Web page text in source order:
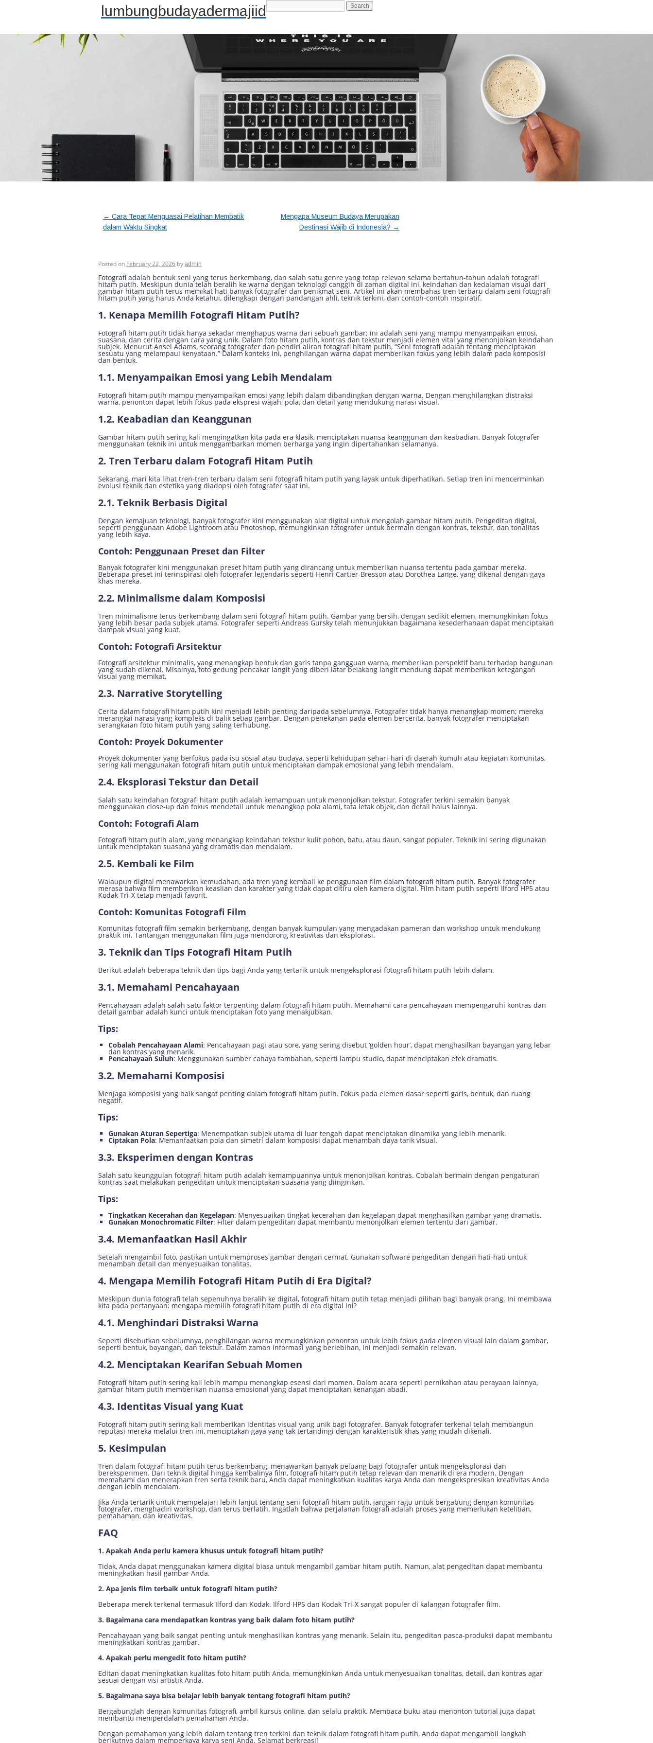
lumbungbudayadermajiid
← Cara Tepat Menguasai Pelatihan Membatik
dalam Waktu Singkat
Mengapa Museum Budaya Merupakan
Destinasi Wajib di Indonesia? →
Posted on February 22, 2026 by admin
Fotografi adalah bentuk seni yang terus berkembang, dan salah satu genre yang tetap relevan selama bertahun-tahun adalah fotografi
hitam putih. Meskipun dunia telah beralih ke warna dengan teknologi canggih di zaman digital ini, keindahan dan kedalaman visual dari
gambar hitam putih terus memikat hati banyak fotografer dan penikmat seni. Artikel ini akan membahas tren terbaru dalam seni fotografi
hitam putih yang harus Anda ketahui, dilengkapi dengan pandangan ahli, teknik terkini, dan contoh-contoh inspiratif.
1. Kenapa Memilih Fotografi Hitam Putih?
Fotografi hitam putih tidak hanya sekadar menghapus warna dari sebuah gambar; ini adalah seni yang mampu menyampaikan emosi,
suasana, dan cerita dengan cara yang unik. Dalam foto hitam putih, kontras dan tekstur menjadi elemen vital yang menonjolkan keindahan
subjek. Menurut Ansel Adams, seorang fotografer dan pendiri aliran fotografi hitam putih, “Seni fotografi adalah tentang menciptakan
sesuatu yang melampaui kenyataan.” Dalam konteks ini, penghilangan warna dapat memberikan fokus yang lebih dalam pada komposisi
dan bentuk.
1.1. Menyampaikan Emosi yang Lebih Mendalam
Fotografi hitam putih mampu menyampaikan emosi yang lebih dalam dibandingkan dengan warna. Dengan menghilangkan distraksi
warna, penonton dapat lebih fokus pada ekspresi wajah, pola, dan detail yang mendukung narasi visual.
1.2. Keabadian dan Keanggunan
Gambar hitam putih sering kali mengingatkan kita pada era klasik, menciptakan nuansa keanggunan dan keabadian. Banyak fotografer
menggunakan teknik ini untuk menggambarkan momen berharga yang ingin dipertahankan selamanya.
2. Tren Terbaru dalam Fotografi Hitam Putih
Sekarang, mari kita lihat tren-tren terbaru dalam seni fotografi hitam putih yang layak untuk diperhatikan. Setiap tren ini mencerminkan
evolusi teknik dan estetika yang diadopsi oleh fotografer saat ini.
2.1. Teknik Berbasis Digital
Dengan kemajuan teknologi, banyak fotografer kini menggunakan alat digital untuk mengolah gambar hitam putih. Pengeditan digital,
seperti penggunaan Adobe Lightroom atau Photoshop, memungkinkan fotografer untuk bermain dengan kontras, tekstur, dan tonalitas
yang lebih kaya.
Contoh: Penggunaan Preset dan Filter
Banyak fotografer kini menggunakan preset hitam putih yang dirancang untuk memberikan nuansa tertentu pada gambar mereka.
Beberapa preset ini terinspirasi oleh fotografer legendaris seperti Henri Cartier-Bresson atau Dorothea Lange, yang dikenal dengan gaya
khas mereka.
2.2. Minimalisme dalam Komposisi
Tren minimalisme terus berkembang dalam seni fotografi hitam putih. Gambar yang bersih, dengan sedikit elemen, memungkinkan fokus
yang lebih besar pada subjek utama. Fotografer seperti Andreas Gursky telah menunjukkan bagaimana kesederhanaan dapat menciptakan
dampak visual yang kuat.
Contoh: Fotografi Arsitektur
Fotografi arsitektur minimalis, yang menangkap bentuk dan garis tanpa gangguan warna, memberikan perspektif baru terhadap bangunan
yang sudah dikenal. Misalnya, foto gedung pencakar langit yang diberi latar belakang langit mendung dapat memberikan ketegangan
visual yang memikat.
2.3. Narrative Storytelling
Cerita dalam fotografi hitam putih kini menjadi lebih penting daripada sebelumnya. Fotografer tidak hanya menangkap momen; mereka
merangkai narasi yang kompleks di balik setiap gambar. Dengan penekanan pada elemen bercerita, banyak fotografer menciptakan
serangkaian foto hitam putih yang saling terhubung.
Contoh: Proyek Dokumenter
Proyek dokumenter yang berfokus pada isu sosial atau budaya, seperti kehidupan sehari-hari di daerah kumuh atau kegiatan komunitas,
sering kali menggunakan fotografi hitam putih untuk menciptakan dampak emosional yang lebih mendalam.
2.4. Eksplorasi Tekstur dan Detail
Salah satu keindahan fotografi hitam putih adalah kemampuan untuk menonjolkan tekstur. Fotografer terkini semakin banyak
menggunakan close-up dan fokus mendetail untuk menangkap pola alami, tata letak objek, dan detail halus lainnya.
Contoh: Fotografi Alam
Fotografi hitam putih alam, yang menangkap keindahan tekstur kulit pohon, batu, atau daun, sangat populer. Teknik ini sering digunakan
untuk menciptakan suasana yang dramatis dan mendalam.
2.5. Kembali ke Film
Walaupun digital menawarkan kemudahan, ada tren yang kembali ke penggunaan film dalam fotografi hitam putih. Banyak fotografer
merasa bahwa film memberikan keaslian dan karakter yang tidak dapat ditiru oleh kamera digital. Film hitam putih seperti Ilford HP5 atau
Kodak Tri-X tetap menjadi favorit.
Contoh: Komunitas Fotografi Film
Komunitas fotografi film semakin berkembang, dengan banyak kumpulan yang mengadakan pameran dan workshop untuk mendukung
praktik ini. Tantangan menggunakan film juga mendorong kreativitas dan eksplorasi.
3. Teknik dan Tips Fotografi Hitam Putih
Berikut adalah beberapa teknik dan tips bagi Anda yang tertarik untuk mengeksplorasi fotografi hitam putih lebih dalam.
3.1. Memahami Pencahayaan
Pencahayaan adalah salah satu faktor terpenting dalam fotografi hitam putih. Memahami cara pencahayaan mempengaruhi kontras dan
detail gambar adalah kunci untuk menciptakan foto yang menakjubkan.
Tips:
Cobalah Pencahayaan Alami: Pencahayaan pagi atau sore, yang sering disebut ‘golden hour’, dapat menghasilkan bayangan yang lebar
dan kontras yang menarik.
Pencahayaan Suluh: Menggunakan sumber cahaya tambahan, seperti lampu studio, dapat menciptakan efek dramatis.
3.2. Memahami Komposisi
Menjaga komposisi yang baik sangat penting dalam fotografi hitam putih. Fokus pada elemen dasar seperti garis, bentuk, dan ruang
negatif.
Tips:
Gunakan Aturan Sepertiga: Menempatkan subjek utama di luar tengah dapat menciptakan dinamika yang lebih menarik.
Ciptakan Pola: Memanfaatkan pola dan simetri dalam komposisi dapat menambah daya tarik visual.
3.3. Eksperimen dengan Kontras
Salah satu keunggulan fotografi hitam putih adalah kemampuannya untuk menonjolkan kontras. Cobalah bermain dengan pengaturan
kontras saat melakukan pengeditan untuk menciptakan suasana yang diinginkan.
Tips:
Tingkatkan Kecerahan dan Kegelapan: Menyesuaikan tingkat kecerahan dan kegelapan dapat menghasilkan gambar yang dramatis.
Gunakan Monochromatic Filter: Filter dalam pengeditan dapat membantu menonjolkan elemen tertentu dari gambar.
3.4. Memanfaatkan Hasil Akhir
Setelah mengambil foto, pastikan untuk memproses gambar dengan cermat. Gunakan software pengeditan dengan hati-hati untuk
menambah detail dan menyesuaikan tonalitas.
4. Mengapa Memilih Fotografi Hitam Putih di Era Digital?
Meskipun dunia fotografi telah sepenuhnya beralih ke digital, fotografi hitam putih tetap menjadi pilihan bagi banyak orang. Ini membawa
kita pada pertanyaan: mengapa memilih fotografi hitam putih di era digital ini?
4.1. Menghindari Distraksi Warna
Seperti disebutkan sebelumnya, penghilangan warna memungkinkan penonton untuk lebih fokus pada elemen visual lain dalam gambar,
seperti bentuk, bayangan, dan tekstur. Dalam zaman informasi yang berlebihan, ini menjadi semakin relevan.
4.2. Menciptakan Kearifan Sebuah Momen
Fotografi hitam putih sering kali lebih mampu menangkap esensi dari momen. Dalam acara seperti pernikahan atau perayaan lainnya,
gambar hitam putih memberikan nuansa emosional yang dapat menciptakan kenangan abadi.
4.3. Identitas Visual yang Kuat
Fotografi hitam putih sering kali memberikan identitas visual yang unik bagi fotografer. Banyak fotografer terkenal telah membangun
reputasi mereka melalui tren ini, menciptakan gaya yang tak tertandingi dengan karakteristik khas yang mudah dikenali.
5. Kesimpulan
Tren dalam fotografi hitam putih terus berkembang, menawarkan banyak peluang bagi fotografer untuk mengeksplorasi dan
bereksperimen. Dari teknik digital hingga kembalinya film, fotografi hitam putih tetap relevan dan menarik di era modern. Dengan
memahami dan menerapkan tren serta teknik baru, Anda dapat meningkatkan kualitas karya Anda dan mengekspresikan kreativitas Anda
dengan lebih mendalam.
Jika Anda tertarik untuk mempelajari lebih lanjut tentang seni fotografi hitam putih, jangan ragu untuk bergabung dengan komunitas
fotografer, menghadiri workshop, dan terus berlatih. Ingatlah bahwa perjalanan fotografi adalah proses yang memerlukan ketelitian,
pemahaman, dan kreativitas.
FAQ
1. Apakah Anda perlu kamera khusus untuk fotografi hitam putih?
Tidak, Anda dapat menggunakan kamera digital biasa untuk mengambil gambar hitam putih. Namun, alat pengeditan dapat membantu
meningkatkan hasil gambar Anda.
2. Apa jenis film terbaik untuk fotografi hitam putih?
Beberapa merek terkenal termasuk Ilford dan Kodak. Ilford HP5 dan Kodak Tri-X sangat populer di kalangan fotografer film.
3. Bagaimana cara mendapatkan kontras yang baik dalam foto hitam putih?
Pencahayaan yang baik sangat penting untuk menghasilkan kontras yang menarik. Selain itu, pengeditan pasca-produksi dapat membantu
meningkatkan kontras gambar.
4. Apakah perlu mengedit foto hitam putih?
Editan dapat meningkatkan kualitas foto hitam putih Anda, memungkinkan Anda untuk menyesuaikan tonalitas, detail, dan kontras agar
sesuai dengan visi artistik Anda.
5. Bagaimana saya bisa belajar lebih banyak tentang fotografi hitam putih?
Bergabunglah dengan komunitas fotografi, ambil kursus online, dan selalu praktik. Membaca buku atau menonton tutorial juga dapat
membantu memperdalam pemahaman Anda.
Dengan pemahaman yang lebih dalam tentang tren terkini dan teknik dalam fotografi hitam putih, Anda dapat mengambil langkah
berikutnya dalam memperkaya karya seni Anda. Selamat berkreasi!